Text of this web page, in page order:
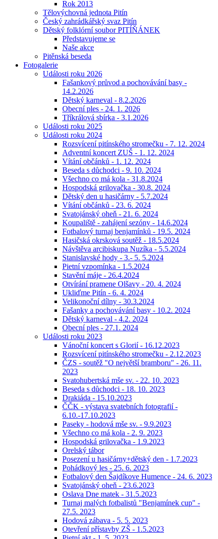
Rok 2013
Tělovýchovná jednota Pitín
Český zahrádkářský svaz Pitín
Dětský folklórní soubor PITÍŇÁNEK
Představujeme se
Naše akce
Pitěnská beseda
Fotogalerie
Události roku 2026
Fašankový průvod a pochovávání basy -
14.2.2026
Dětský karneval - 8.2.2026
Obecní ples - 24. 1. 2026
Tříkrálová sbírka - 3.1.2026
Události roku 2025
Události roku 2024
Rozsvícení pitínského stromečku - 7. 12. 2024
Adventní koncert ZUŠ - 1. 12. 2024
Vítání občánků - 1. 12. 2024
Beseda s důchodci - 9. 10. 2024
Všechno co má kola - 31.8.2024
Hospodská grilovačka - 30.8. 2024
Dětský den u hasičárny - 5.7.2024
Vítání občánků - 23. 6. 2024
Svatojánský oheň - 21. 6. 2024
Koupaliště - zahájení sezóny - 14.6.2024
Fotbalový turnaj benjamínků - 19.5. 2024
Hasičská okrsková soutěž - 18.5.2024
Návštěva arcibiskupa Nuzíka - 5.5.2024
Stanislavské hody - 3.- 5. 5.2024
Pietní vzpomínka - 1.5.2024
Stavění máje - 26.4.2024
Otvírání pramene Olšavy - 20. 4. 2024
Ukliďme Pitín - 6. 4. 2024
Velikonoční dílny - 30.3.2024
Fašanky a pochovávání basy - 10.2. 2024
Dětský karneval - 4.2. 2024
Obecní ples - 27.1. 2024
Události roku 2023
Vánoční koncert s Glorií - 16.12.2023
Rozsvícení pitínského stromečku - 2.12.2023
ČZS - soutěž "O největší bramboru" - 26. 11.
2023
Svatohubertská mše sv. - 22. 10. 2023
Beseda s důchodci - 18. 10. 2023
Drakiáda - 15.10.2023
ČČK - výstava svatebních fotografií -
6.10.-17.10.2023
Paseky - hodová mše sv. - 9.9.2023
Všechno co má kola - 2. 9. 2023
Hospodská grilovačka - 1.9.2023
Orelský tábor
Posezení u hasičárny+dětský den - 1.7.2023
Pohádkový les - 25. 6. 2023
Fotbalový den Šajdíkove Humence - 24. 6. 2023
Svatojánský oheň - 23.6.2023
Oslava Dne matek - 31.5.2023
Turnaj malých fotbalistů "Benjamínek cup" -
27.5. 2023
Hodová zábava - 5. 5. 2023
Otevření přístavby ZŠ - 1.5.2023